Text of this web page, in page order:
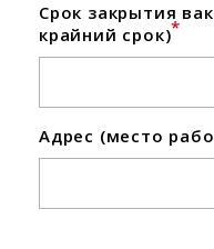
Срок закрытия
крайний срок)*
Адрес (место